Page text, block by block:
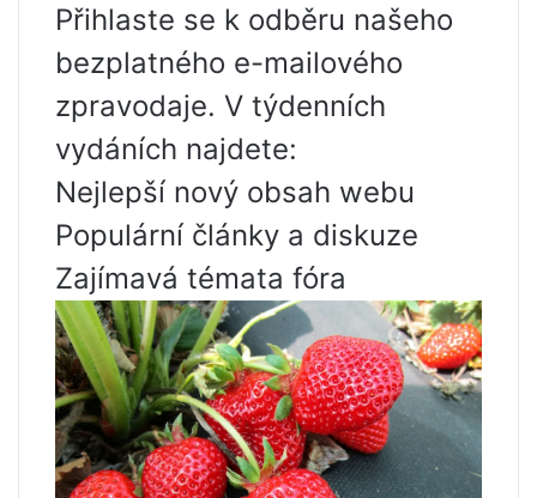
Přihlaste se k odběru našeho
bezplatného e-mailového
zpravodaje. V týdenních
vydáních najdete:
Nejlepší nový obsah webu
Populární články a diskuze
Zajímavá témata fóra